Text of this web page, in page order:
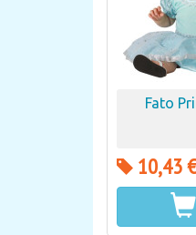
Fato
10,43 €